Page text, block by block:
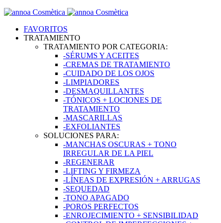
FAVORITOS
TRATAMIENTO
TRATAMIENTO POR CATEGORIA:
-SÉRUMS Y ACEITES
-CREMAS DE TRATAMIENTO
-CUIDADO DE LOS OJOS
-LIMPIADORES
-DESMAQUILLANTES
-TÓNICOS + LOCIONES DE
TRATAMIENTO
-MASCARILLAS
-EXFOLIANTES
SOLUCIONES PARA:
-MANCHAS OSCURAS + TONO
IRREGULAR DE LA PIEL
-REGENERAR
-LIFTING Y FIRMEZA
-LÍNEAS DE EXPRESIÓN + ARRUGAS
-SEQUEDAD
-TONO APAGADO
-POROS PERFECTOS
-ENROJECIMIENTO + SENSIBILIDAD